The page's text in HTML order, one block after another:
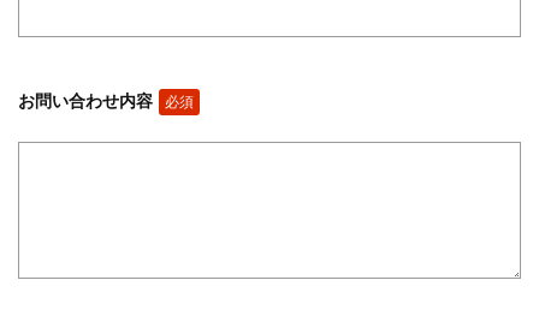
お問い合わせ内容 必須